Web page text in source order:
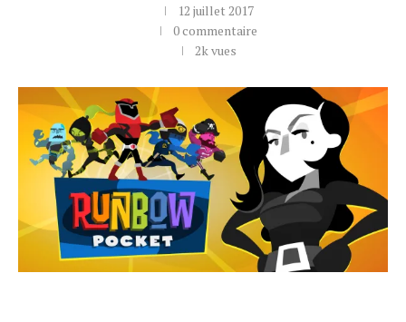
12 juillet 2017
0 commentaire
2kvues